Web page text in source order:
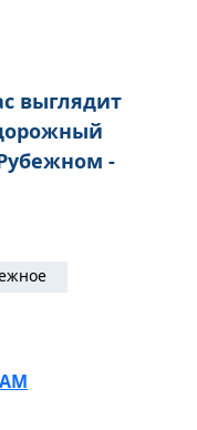
выглядит
-